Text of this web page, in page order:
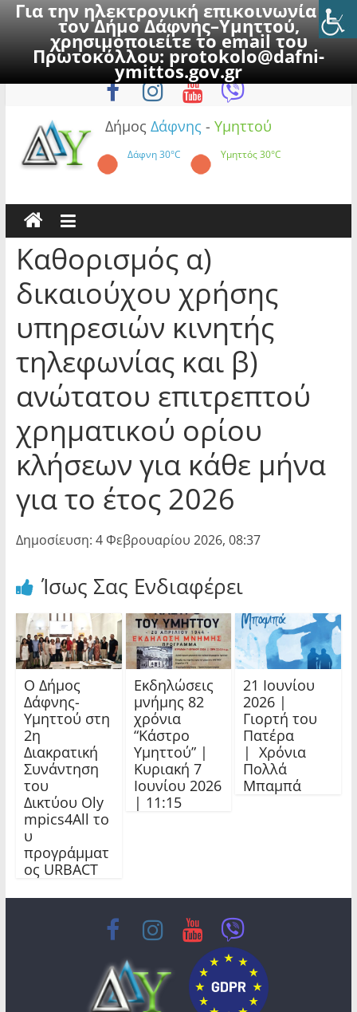
Για την ηλεκτρονική επικοινωνία με
τον Δήμο Δάφνης–Υμηττού,
χρησιμοποιείτε το email του
Πρωτοκόλλου:protokolo@dafni-
ymittos.gov.gr
to
Παρασκευή, 7 Αυγούστου 2026
Δήμος Δάφνης - Υμηττού
Δάφνη30°C Υμηττός30°C
Καθορισμός α)
δικαιούχου χρήσης
υπηρεσιών κινητής
τηλεφωνίας και β)
ανώτατου επιτρεπτού
χρηματικού ορίου
κλήσεων για κάθε μήνα
για το έτος 2026
Δημοσίευση: 4 Φεβρουαρίου 2026, 08:37
Ίσως Σας Ενδιαφέρει
Ο Δήμος
Δάφνης-
Υμηττού στη
2η
Διακρατική
Συνάντηση
του
Δικτύου Oly
mpics4All το
υ
προγράμματ
ος URBACT
Εκδηλώσεις
μνήμης 82
χρόνια
“Κάστρο
Υμηττού” |
Κυριακή 7
Ιουνίου 2026
| 11:15
21 Ιουνίου
2026 |
Γιορτή του
Πατέρα
| Χρόνια
Πολλά
Μπαμπά